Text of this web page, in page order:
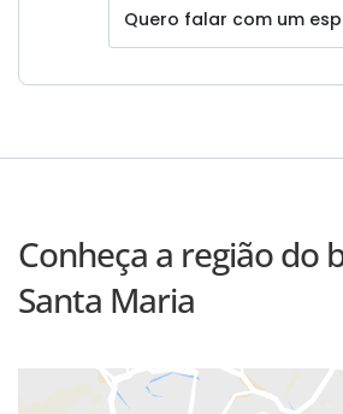
Quero falar com um
Conheça a região do
Santa Maria